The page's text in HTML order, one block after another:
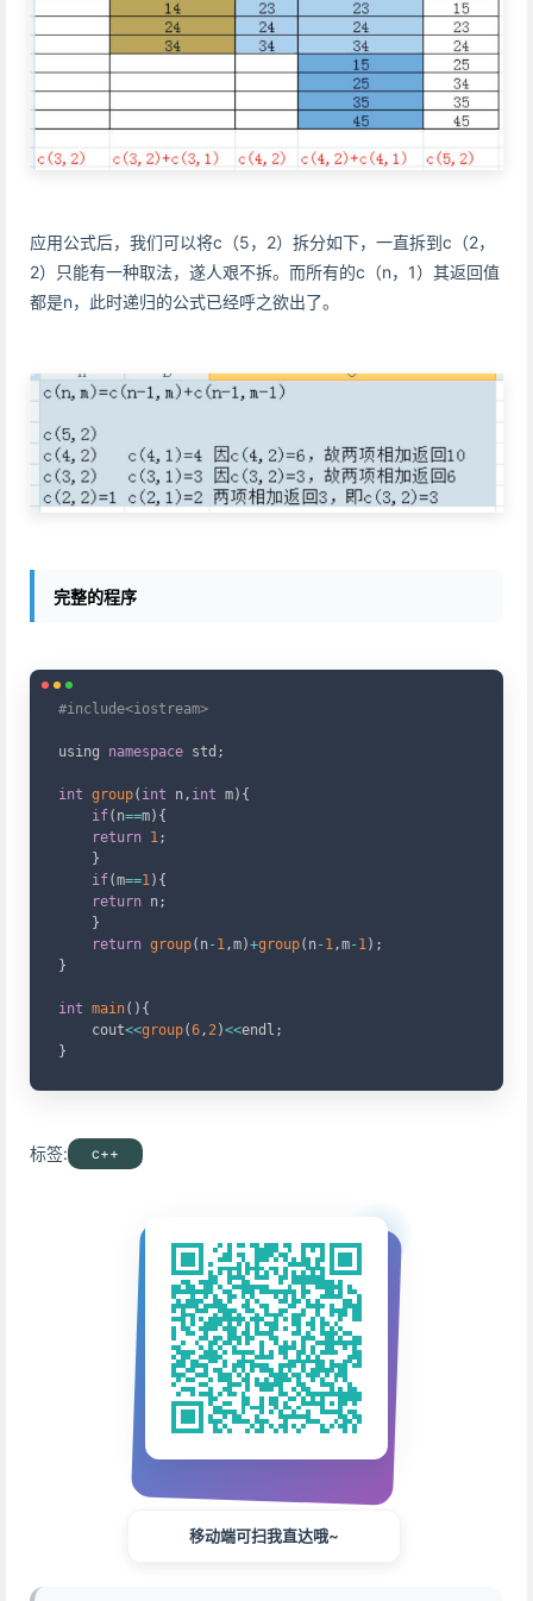
应用公式后，我们可以将c（5，2）拆分如下，一直拆到c（2，
2）只能有一种取法，遂人艰不拆。而所有的c（n，1）其返回值
都是n，此时递归的公式已经呼之欲出了。
完整的程序
#include<iostream>
using namespace std ;
int group( int n, int m) {
if( n==m) {
return 1;
}
if(m==1) {
return n;
}
return group( n- 1,m)+group( n- 1,m- 1) ;
}
int main( ) {
    cout
<<group(6, 2)<<endl ;
}
标签: c++
移动端可扫我直达哦~